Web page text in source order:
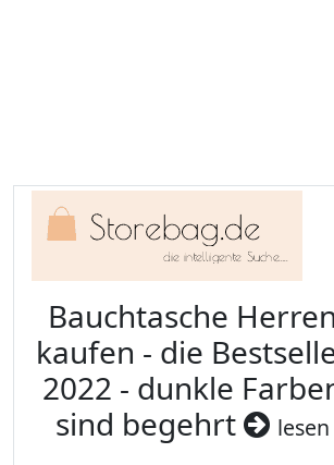
Bauchtasche Herren
kaufen - die
2022 - dunkle
sind begehrt
lesen